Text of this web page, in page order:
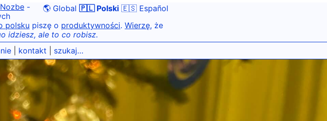
🌎 Global 🇵🇱 Polski 🇪🇸 Español
Nozbe -
polsku piszę o produktywności. Wierzę, że
idziesz, ale to co robisz.
| kontakt szukaj…